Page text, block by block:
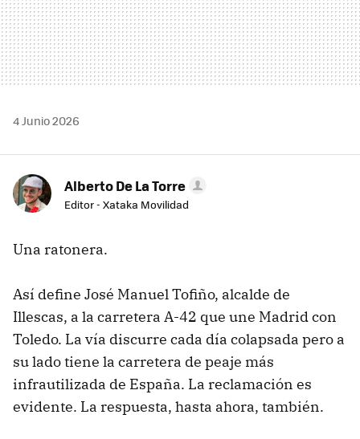
4 Junio 2026
Alberto De La Torre
Editor - Xataka Movilidad
Una ratonera.
Así define José Manuel Tofiño, alcalde de
Illescas, a la carretera A-42 que une Madrid con
Toledo. La vía discurre cada día colapsada pero a
su lado tiene la carretera de peaje más
infrautilizada de España. La reclamación es
evidente. La respuesta, hasta ahora, también.